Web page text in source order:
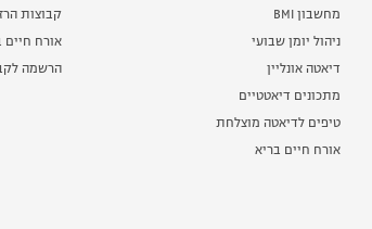
מחשבון BMI
ניהול יומן שבועי
דיאטה אונליין
מתכונים דיאטטיים
טיפים לדיאטה מוצלחת
אורח חיים בריא
קבוצות
אורח
הרשמה